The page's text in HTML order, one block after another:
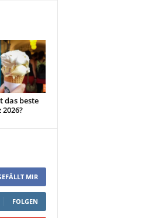
das beste
2026?
MIR
FOLGEN